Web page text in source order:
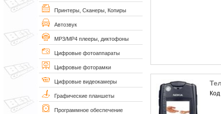
Принтеры, Сканеры, Копиры
Автозвук
MP3/MP4 плееры, диктофоны
Цифровые фотоаппараты
Цифровые фоторамки
Цифровые видеокамеры
Графические планшеты
Программное обеспечение
Код